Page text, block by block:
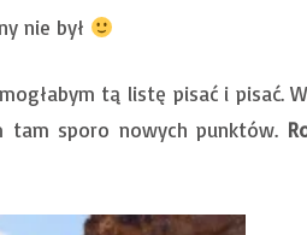
nie był
tą listę pisać i pisać.
tam sporo nowych punktów.